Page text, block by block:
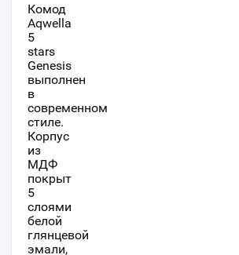
Комод
Aqwella
5
stars
Genesis
выполнен
в
современном
стиле.
Корпус
из
МДФ
покрыт
5
слоями
белой
глянцевой
эмали,